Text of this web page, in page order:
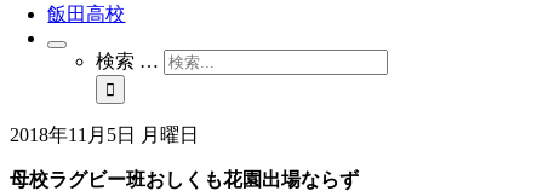
飯田高校
検索 …
2018年11月5日 月曜日
母校ラグビー班おしくも花園出場ならず